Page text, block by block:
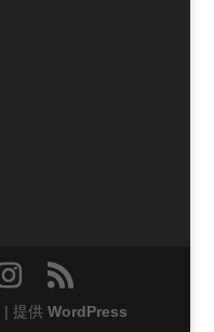
| 提供 WordPress